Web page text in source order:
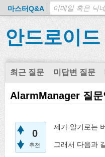
마스터Q&A
안드로이
최근 질문 미답변 질문
AlarmManager 질문
0
추천
제가 알기로는
그래서 다음과